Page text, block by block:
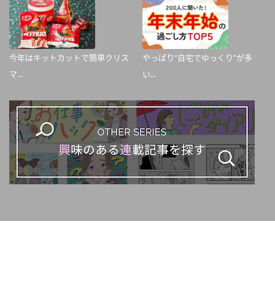
今年はキットカットで簡単クリス
マ...
やっぱり“自宅でゆっくり”が多
い...